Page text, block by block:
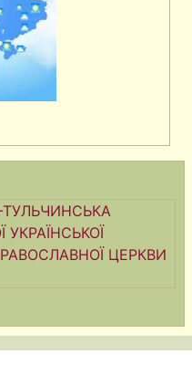
ТУЛЬЧИНСЬКА
ЦЕРКВИ